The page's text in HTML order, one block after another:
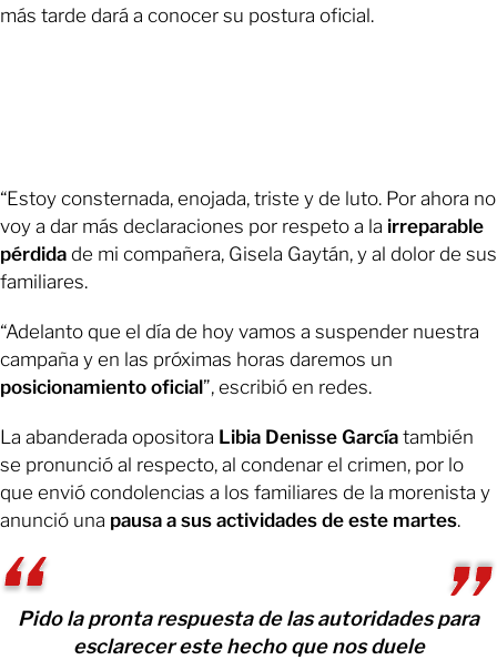
más tarde dará a conocer su postura oficial.
“Estoy consternada, enojada, triste y de luto. Por ahora no
voy a dar más declaraciones por respeto a la irreparable
pérdida de mi compañera, Gisela Gaytán, y al dolor de sus
familiares.
“Adelanto que el día de hoy vamos a suspender nuestra
campaña y en las próximas horas daremos un
posicionamiento oficial”, escribió en redes.
La abanderada opositora Libia Denisse García también
se pronunció al respecto, al condenar el crimen, por lo
que envió condolencias a los familiares de la morenista y
anunció una pausa a sus actividades de este martes.
Pido la pronta respuesta de las autoridades para
esclarecer este hecho que nos duele